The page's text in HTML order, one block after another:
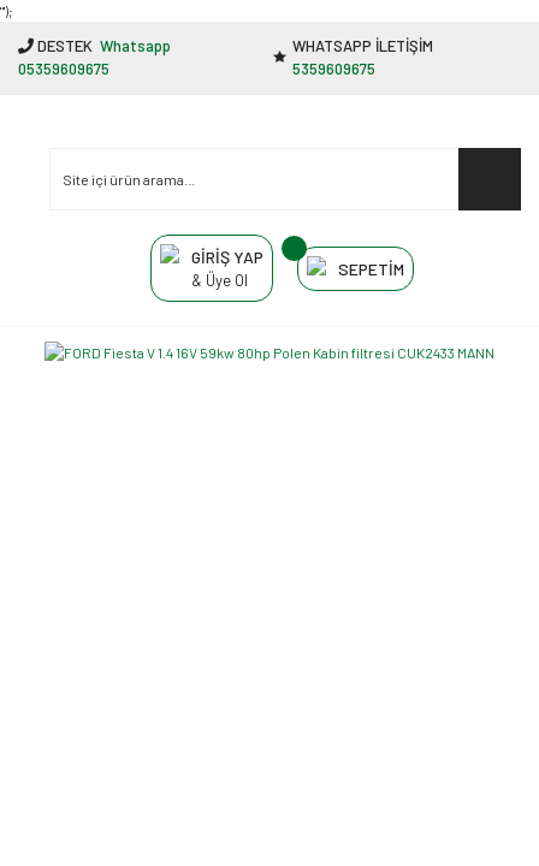
"');
DESTEK Whatsapp
05359609675
WHATSAPP İLETİŞİM
5359609675
GİRİŞ YAP
& Üye Ol
SEPETİM